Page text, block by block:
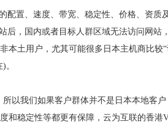
配置、速度、带宽、稳定性、价格、资质
后，国内或者目标人群区域无法访问网站
本土用户，尤其可能很多日本主机商比较
。
以我们如果客户群体并不是日本本地客
和稳定性等都更有保障，云为互联的香港